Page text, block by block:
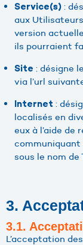
Service(s) :
aux
version
ils pourraient
Site : désigne
via l’url
Internet :
localisés en
eux à l’aide de
communiquant
sous le nom de
3.
3.1.
L’acceptation